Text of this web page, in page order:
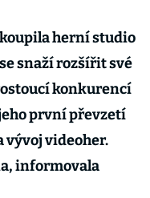
herní studio
snaží rozšířit své
konkurencí
první převzetí
vývoj videoher.
informovala